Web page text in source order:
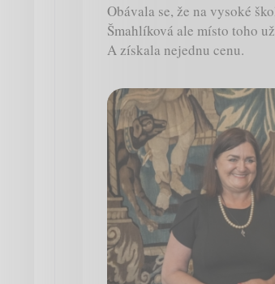
Obávala se, že na vysoké
Šmahlíková ale místo toho
A získala nejednu cenu.